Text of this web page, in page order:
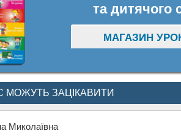
та дитячого
МАГАЗИН
МОЖУТЬ ЗАЦІКАВИТИ
Миколаївна